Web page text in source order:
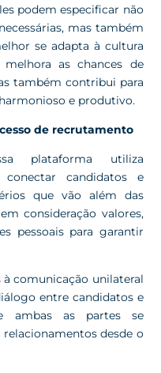
podem especificar não
mas também
se adapta à cultura
as chances de
também contribui para
e produtivo.
de recrutamento
plataforma utiliza
candidatos e
que vão além das
consideração valores,
pessoais para garantir
comunicação unilateral
entre candidatos e
ambas as partes se
desde o